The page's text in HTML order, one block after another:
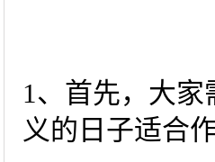
1、首先，大
义的日子适合